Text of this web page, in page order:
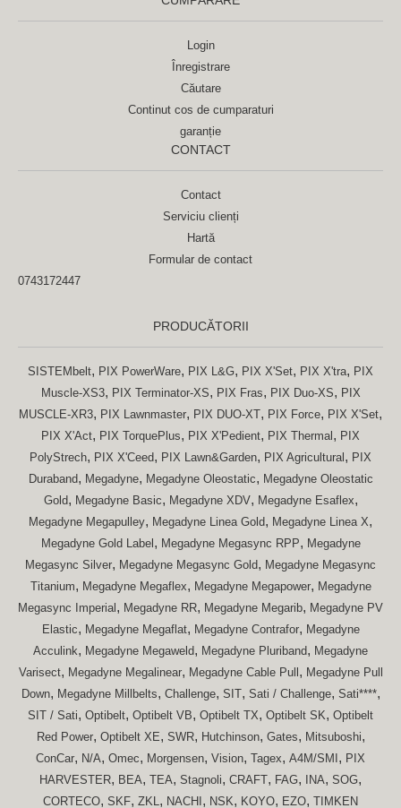
Login
Înregistrare
Căutare
Continut cos de cumparaturi
garanție
CONTACT
Contact
Serviciu clienți
Hartă
Formular de contact
0743172447
PRODUCĂTORII
SISTEMbelt, PIX PowerWare, PIX L&G, PIX X'Set, PIX X'tra, PIX
Muscle-XS3, PIX Terminator-XS, PIX Fras, PIX Duo-XS, PIX
MUSCLE-XR3, PIX Lawnmaster, PIX DUO-XT, PIX Force, PIX X'Set,
PIX X'Act, PIX TorquePlus, PIX X'Pedient, PIX Thermal, PIX
PolyStrech, PIX X'Ceed, PIX Lawn&Garden, PIX Agricultural, PIX
Duraband, Megadyne, Megadyne Oleostatic, Megadyne Oleostatic
Gold, Megadyne Basic, Megadyne XDV, Megadyne Esaflex,
Megadyne Megapulley, Megadyne Linea Gold, Megadyne Linea X,
Megadyne Gold Label, Megadyne Megasync RPP, Megadyne
Megasync Silver, Megadyne Megasync Gold, Megadyne Megasync
Titanium, Megadyne Megaflex, Megadyne Megapower, Megadyne
Megasync Imperial, Megadyne RR, Megadyne Megarib, Megadyne PV
Elastic, Megadyne Megaflat, Megadyne Contrafor, Megadyne
Acculink, Megadyne Megaweld, Megadyne Pluriband, Megadyne
Varisect, Megadyne Megalinear, Megadyne Cable Pull, Megadyne Pull
Down, Megadyne Millbelts, Challenge, SIT, Sati / Challenge, Sati****,
SIT / Sati, Optibelt, Optibelt VB, Optibelt TX, Optibelt SK, Optibelt
Red Power, Optibelt XE, SWR, Hutchinson, Gates, Mitsuboshi,
ConCar, N/A, Omec, Morgensen, Vision, Tagex, A4M/SMI, PIX
HARVESTER, BEA, TEA, Stagnoli, CRAFT, FAG, INA, SOG,
CORTECO, SKF, ZKL , NACHI, NSK, KOYO, EZO, TIMKEN